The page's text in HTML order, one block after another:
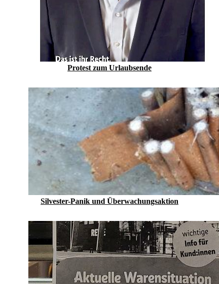
Protest zum Urlaubs­ende
Silvester-Panik und Überwachungsaktion